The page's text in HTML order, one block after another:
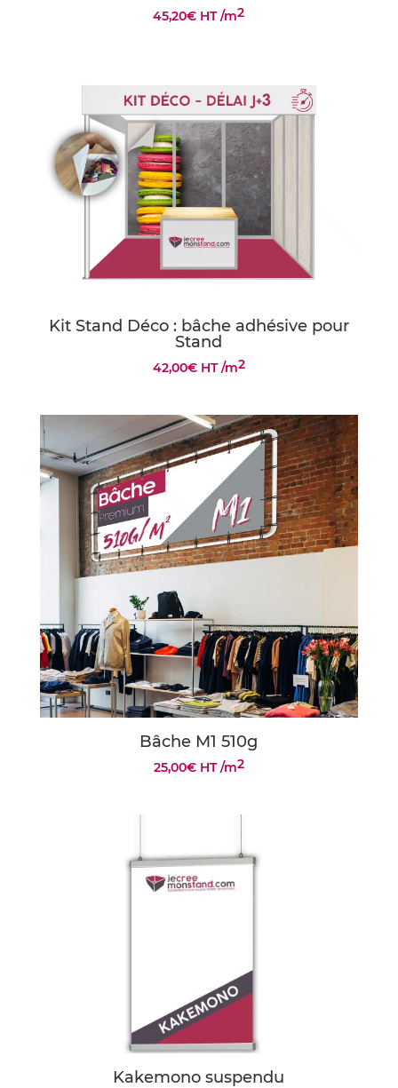
45,20€ HT /m2
Kit Stand Déco : bâche adhésive pour
Stand
42,00€ HT /m2
Bâche M1 510g
25,00€ HT /m2
Kakemono suspendu